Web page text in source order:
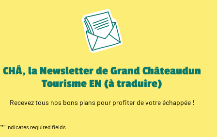
CHÂ, la Newsletter de Grand Châteaudun
Tourisme EN (à traduire)
Recevez tous nos bons plans pour profiter de votre échappée !
"*" indicates required fields